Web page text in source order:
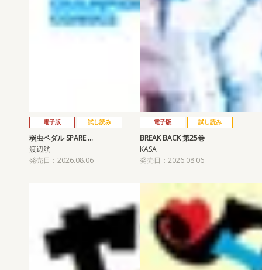
電子版 試し読み
弱虫ペダル SPARE …
渡辺航
発売日：2026.08.06
電子版 試し読み
BREAK BACK 第25巻
KASA
発売日：2026.08.06